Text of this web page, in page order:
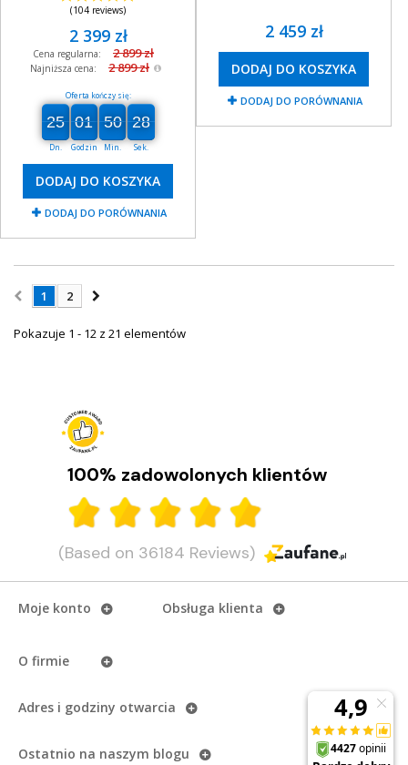
(104 reviews)
2 399 zł
Cena regularna: 2 899 zł
Najniższa cena: 2 899 zł
Oferta kończy się:
25
25
00
Dn.
01
01
00
Godzin
50
50
00
Min.
28
27
28
Sek.
DODAJ DO KOSZYKA
DODAJ DO PORÓWNANIA
2 459 zł
DODAJ DO KOSZYKA
DODAJ DO PORÓWNANIA
1 2
Pokazuje 1 - 12 z 21 elementów
100% zadowolonych klientów
(Based on 36184 Reviews)
Moje konto
O firmie
Obsługa klienta
Adres i godziny otwarcia
Ostatnio na naszym blogu